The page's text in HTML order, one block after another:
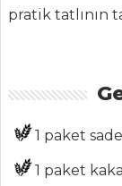
Haber
ŞEFİN
pratik tatlının
1 paket
1 paket